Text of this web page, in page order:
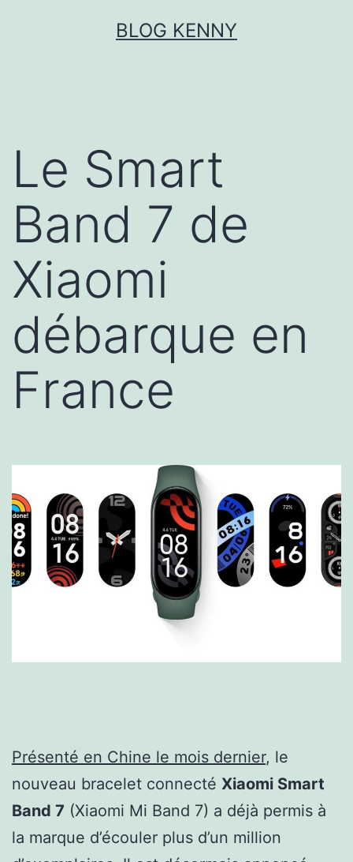
BLOG KENNY
Le Smart
Band 7 de
Xiaomi
débarque en
France
Présenté en Chine le mois dernier, le
nouveau bracelet connecté Xiaomi Smart
Band 7 (Xiaomi Mi Band 7) a déjà permis à
la marque d’écouler plus d’un million